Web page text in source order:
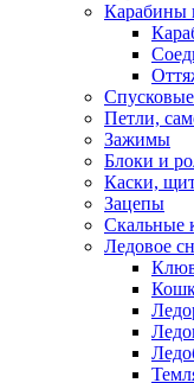
Карабины
Спусковые
Петли,
Зажимы
Блоки и
Каски,
Зацепы
Скальные
Ледовое